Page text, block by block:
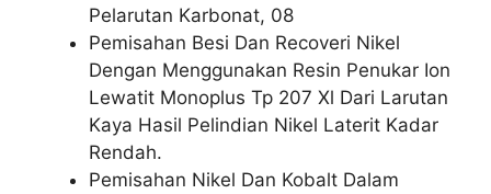
Pelarutan Karbonat, 08
Pemisahan Besi Dan Recoveri Nikel
Dengan Menggunakan Resin Penukar Ion
Lewatit Monoplus Tp 207 Xl Dari Larutan
Kaya Hasil Pelindian Nikel Laterit Kadar
Rendah.
Pemisahan Nikel Dan Kobalt Dalam